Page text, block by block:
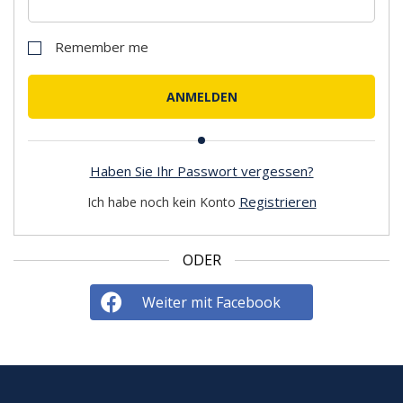
Remember me
Haben Sie Ihr Passwort vergessen?
Ich habe noch kein Konto Registrieren
ODER
Weiter mit Facebook